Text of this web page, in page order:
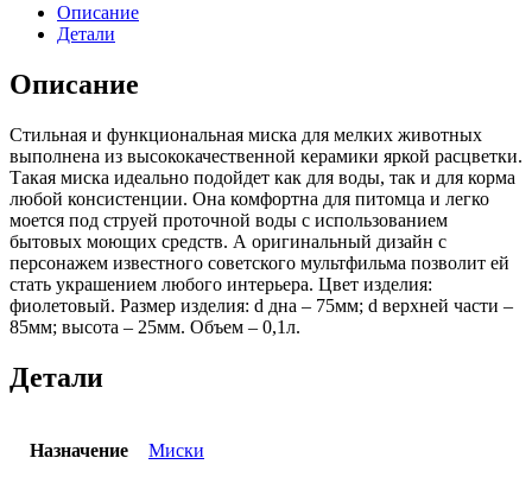
Описание
Детали
Описание
Стильная и функциональная миска для мелких животных
выполнена из высококачественной керамики яркой расцветки.
Такая миска идеально подойдет как для воды, так и для корма
любой консистенции. Она комфортна для питомца и легко
моется под струей проточной воды с использованием
бытовых моющих средств. А оригинальный дизайн с
персонажем известного советского мультфильма позволит ей
стать украшением любого интерьера. Цвет изделия:
фиолетовый. Размер изделия: d дна – 75мм; d верхней части –
85мм; высота – 25мм. Объем – 0,1л.
Детали
Назначение Миски